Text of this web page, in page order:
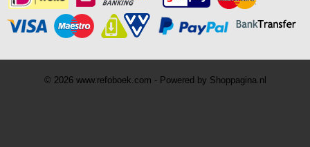
© 2026 www.refoboek.com - Powered by Shoppagina.nl